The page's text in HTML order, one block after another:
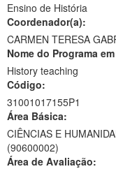
Ministério da Educação
Ministério da Cidadania
Ministério da Saúde
Ministério de Minas e Energia
Ministério da Ciência,
Ensino de História
Coordenador(a):
CARMEN TERESA
Nome do Programa
History teaching
Código:
31001017155P1
Área Básica:
CIÊNCIAS E
(90600002)
Área de Avaliação: